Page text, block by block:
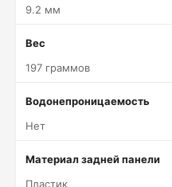
9.2 мм
Вес
197 граммов
Водонепроницаемость
Нет
Материал задней панели
Пластик